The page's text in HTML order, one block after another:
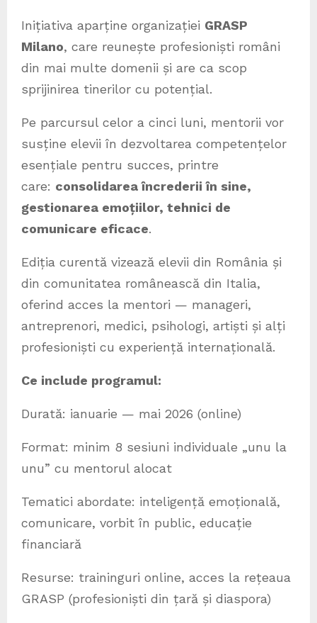
Inițiativa aparține organizației GRASP
Milano, care reunește profesioniști români
din mai multe domenii și are ca scop
sprijinirea tinerilor cu potențial.
Pe parcursul celor a cinci luni, mentorii vor
susține elevii în dezvoltarea competențelor
esențiale pentru succes, printre
care: consolidarea încrederii în sine,
gestionarea emoțiilor, tehnici de
comunicare eficace.
Ediția curentă vizează elevii din România și
din comunitatea românească din Italia,
oferind acces la mentori — manageri,
antreprenori, medici, psihologi, artiști și alți
profesioniști cu experiență internațională.
Ce include programul:
Durată: ianuarie — mai 2026 (online)
Format: minim 8 sesiuni individuale „unu la
unu” cu mentorul alocat
Tematici abordate: inteligență emoțională,
comunicare, vorbit în public, educație
financiară
Resurse: traininguri online, acces la rețeaua
GRASP (profesioniști din țară și diaspora)